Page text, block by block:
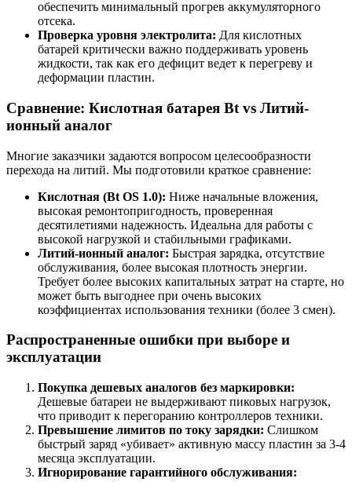
обеспечить минимальный прогрев аккумуляторного
отсека.
Проверка уровня электролита: Для кислотных
батарей критически важно поддерживать уровень
жидкости, так как его дефицит ведет к перегреву и
деформации пластин.
Сравнение: Кислотная батарея Bt vs Литий-
ионный аналог
Многие заказчики задаются вопросом целесообразности
перехода на литий. Мы подготовили краткое сравнение:
Кислотная (Bt OS 1.0): Ниже начальные вложения,
высокая ремонтопригодность, проверенная
десятилетиями надежность. Идеальна для работы с
высокой нагрузкой и стабильными графиками.
Литий-ионный аналог: Быстрая зарядка, отсутствие
обслуживания, более высокая плотность энергии.
Требует более высоких капитальных затрат на старте, но
может быть выгоднее при очень высоких
коэффициентах использования техники (более 3 смен).
Распространенные ошибки при выборе и
эксплуатации
Покупка дешевых аналогов без маркировки:
Дешевые батареи не выдерживают пиковых нагрузок,
что приводит к перегоранию контроллеров техники.
Превышение лимитов по току зарядки: Слишком
быстрый заряд «убивает» активную массу пластин за 3-4
месяца эксплуатации.
Игнорирование гарантийного обслуживания: